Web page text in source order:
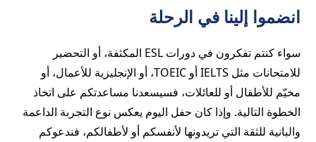
انضموا إلينا في الرحلة
سواء كنتم تفكرون في دورات ESL المكثفة، أو التحضير
للامتحانات مثل IELTS أو TOEIC، أو الإنجليزية للأعمال، أو
مخيّم للأطفال أو للعائلات، فسيسعدنا مساعدتكم على اتخاذ
الخطوة التالية. وإذا كان حفل اليوم يعكس نوع التجربة الداعمة
والبانية للثقة التي تريدونها لأنفسكم أو لأطفالكم، فندعوكم